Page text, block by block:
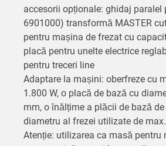
accesorii opționale: ghidaj paralel
6901000) transformă MASTER
pentru mașina de frezat cu
placă pentru unelte electrice
pentru treceri line
Adaptare la mașini: oberfreze cu
1.800 W, o placă de bază cu
mm, o înălțime a plăcii de bază
diametru al frezei utilizate de
Atenție: utilizarea ca masă pentru